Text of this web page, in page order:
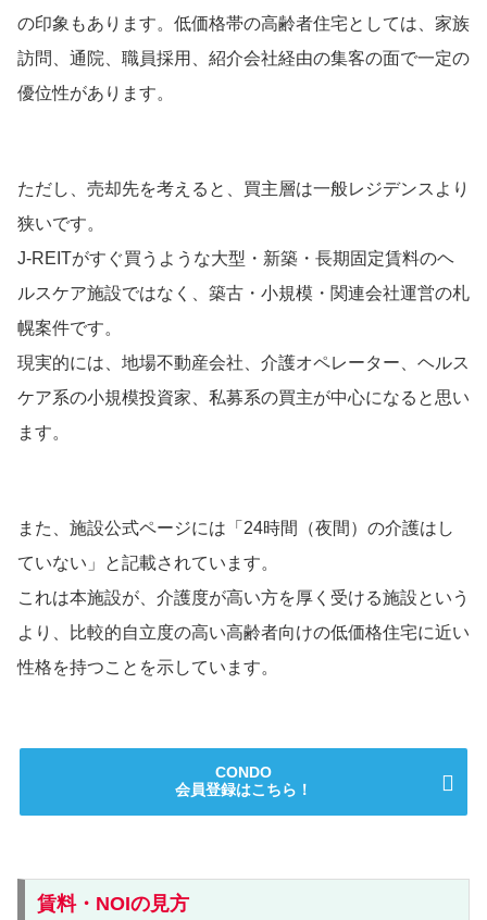
の印象もあります。低価格帯の高齢者住宅としては、家族
訪問、通院、職員採用、紹介会社経由の集客の面で一定の
優位性があります。
ただし、売却先を考えると、買主層は一般レジデンスより
狭いです。
J-REITがすぐ買うような大型・新築・長期固定賃料のヘ
ルスケア施設ではなく、築古・小規模・関連会社運営の札
幌案件です。
現実的には、地場不動産会社、介護オペレーター、ヘルス
ケア系の小規模投資家、私募系の買主が中心になると思い
ます。
また、施設公式ページには「24時間（夜間）の介護はし
ていない」と記載されています。
これは本施設が、介護度が高い方を厚く受ける施設という
より、比較的自立度の高い高齢者向けの低価格住宅に近い
性格を持つことを示しています。
CONDO
会員登録はこちら！
賃料・NOIの見方